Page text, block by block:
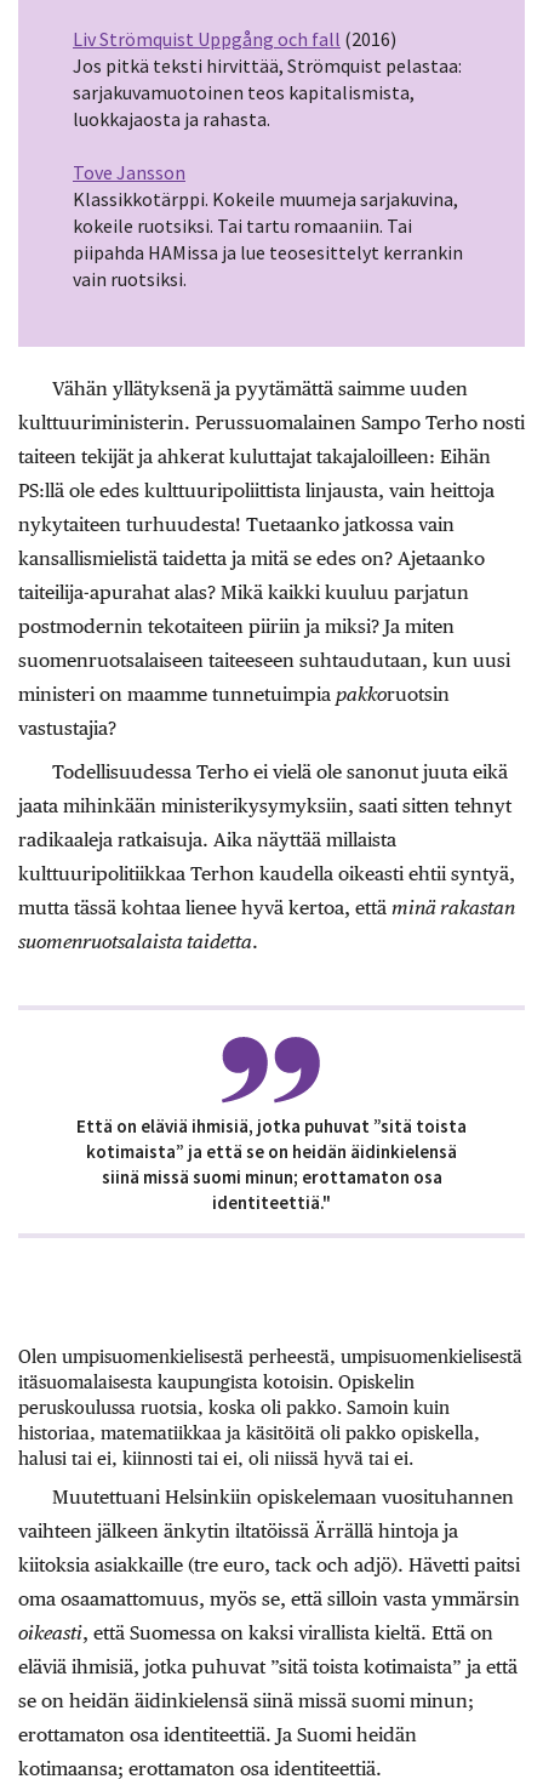
Liv Strömquist Uppgång och fall (2016)
Jos pitkä teksti hirvittää, Strömquist pelastaa:
sarjakuvamuotoinen teos kapitalismista,
luokkajaosta ja rahasta.
Tove Jansson
Klassikkotärppi. Kokeile muumeja sarjakuvina,
kokeile ruotsiksi. Tai tartu romaaniin. Tai
piipahda HAMissa ja lue teosesittelyt kerrankin
vain ruotsiksi.
Vähän yllätyksenä ja pyytämättä saimme uuden
kulttuuriministerin. Perussuomalainen Sampo Terho nosti
taiteen tekijät ja ahkerat kuluttajat takajaloilleen: Eihän
PS:llä ole edes kulttuuripoliittista linjausta, vain heittoja
nykytaiteen turhuudesta! Tuetaanko jatkossa vain
kansallismielistä taidetta ja mitä se edes on? Ajetaanko
taiteilija-apurahat alas? Mikä kaikki kuuluu parjatun
postmodernin tekotaiteen piiriin ja miksi? Ja miten
suomenruotsalaiseen taiteeseen suhtaudutaan, kun uusi
ministeri on maamme tunnetuimpia pakkoruotsin
vastustajia?
Todellisuudessa Terho ei vielä ole sanonut juuta eikä
jaata mihinkään ministerikysymyksiin, saati sitten tehnyt
radikaaleja ratkaisuja. Aika näyttää millaista
kulttuuripolitiikkaa Terhon kaudella oikeasti ehtii syntyä,
mutta tässä kohtaa lienee hyvä kertoa, että minä rakastan
suomenruotsalaista taidetta.
Että on eläviä ihmisiä, jotka puhuvat ”sitä toista
kotimaista” ja että se on heidän äidinkielensä
siinä missä suomi minun; erottamaton osa
identiteettiä."
Olen umpisuomenkielisestä perheestä, umpisuomenkielisestä
itäsuomalaisesta kaupungista kotoisin. Opiskelin
peruskoulussa ruotsia, koska oli pakko. Samoin kuin
historiaa, matematiikkaa ja käsitöitä oli pakko opiskella,
halusi tai ei, kiinnosti tai ei, oli niissä hyvä tai ei.
Muutettuani Helsinkiin opiskelemaan vuosituhannen
vaihteen jälkeen änkytin iltatöissä Ärrällä hintoja ja
kiitoksia asiakkaille (tre euro, tack och adjö). Hävetti paitsi
oma osaamattomuus, myös se, että silloin vasta ymmärsin
oikeasti, että Suomessa on kaksi virallista kieltä. Että on
eläviä ihmisiä, jotka puhuvat ”sitä toista kotimaista” ja että
se on heidän äidinkielensä siinä missä suomi minun;
erottamaton osa identiteettiä. Ja Suomi heidän
kotimaansa; erottamaton osa identiteettiä.